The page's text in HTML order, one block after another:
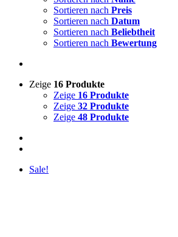
Sortieren nach Preis
Sortieren nach Datum
Sortieren nach Beliebtheit
Sortieren nach Bewertung
Zeige 16 Produkte
Zeige 16 Produkte
Zeige 32 Produkte
Zeige 48 Produkte
Sale!